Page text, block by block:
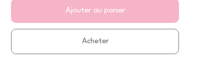
Ajouter au panier
Acheter